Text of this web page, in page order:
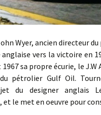
ancien directeur du
vers la victoire en
1967 sa propre écurie, le
pétrolier Gulf Oil.
du designer anglais
et le met en oeuvre pour